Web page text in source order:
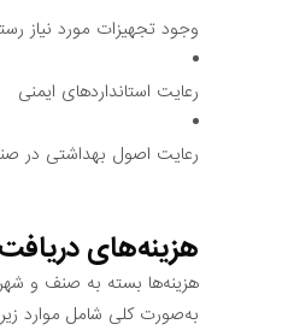
وجود تجهیزات مورد نیاز
رعایت استانداردهای ایمنی
رعایت اصول بهداشتی در
هزینه‌های
هزینه‌ها بسته به صنف و
به‌صورت کلی شامل موارد